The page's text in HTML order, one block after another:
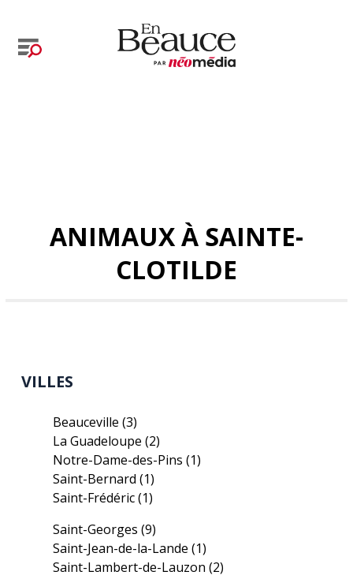
ANIMAUX À SAINTE-
CLOTILDE
VILLES
Beauceville(3)
La Guadeloupe(2)
Notre-Dame-des-Pins(1)
Saint-Bernard(1)
Saint-Frédéric(1)
Saint-Georges(9)
Saint-Jean-de-la-Lande(1)
Saint-Lambert-de-Lauzon(2)